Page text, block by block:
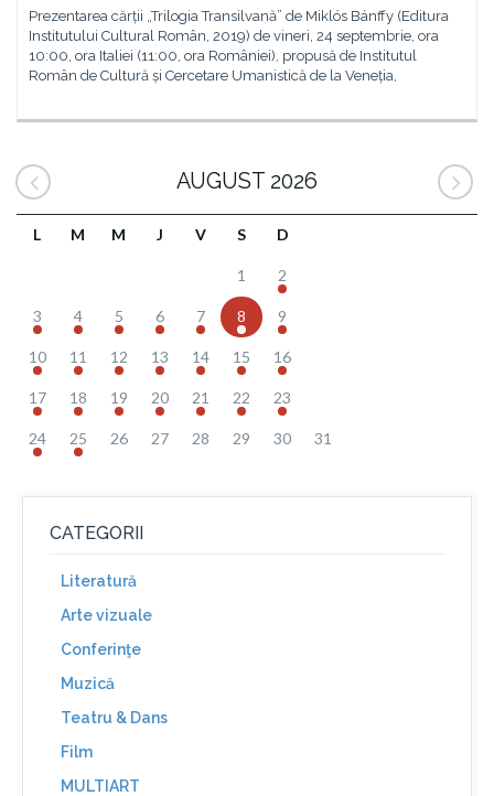
Prezentarea cărții „Trilogia Transilvană” de Miklós Bánffy (Editura
Institutului Cultural Român, 2019) de vineri, 24 septembrie, ora
10:00, ora Italiei (11:00, ora României), propusă de Institutul
Român de Cultură și Cercetare Umanistică de la Veneția,
AUGUST 2026
L M M J V S D
1 2
3 4 5 6 7 8 9
10 11 12 13 14 15 16
17 18 19 20 21 22 23
24 25 26 27 28 29 30 31
CATEGORII
Literatură
Arte vizuale
Conferinţe
Muzică
Teatru & Dans
Film
MULTIART